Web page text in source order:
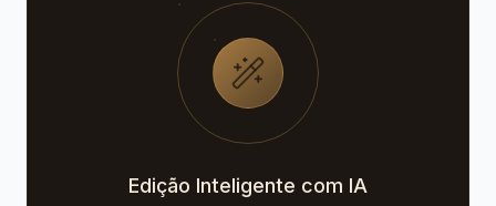
Edição Inteligente com IA